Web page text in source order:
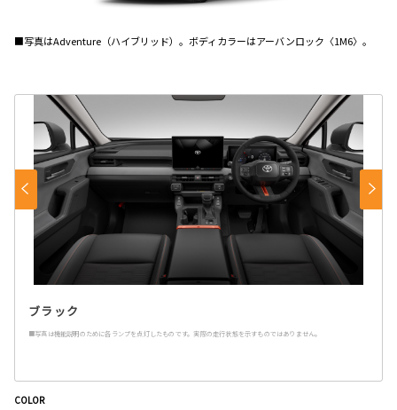
■写真はAdventure（ハイブリッド）。ボディカラーはアーバンロック〈1M6〉。
ブラック
■写真は機能説明のために各ランプを点灯したものです。実際の走行状態を示すものではありません。
COLOR